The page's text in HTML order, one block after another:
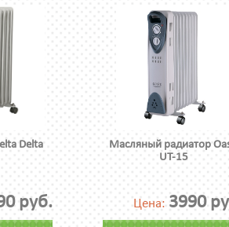
Delta
руб.
Масляный радиатор
UT-15
Цена: 3990